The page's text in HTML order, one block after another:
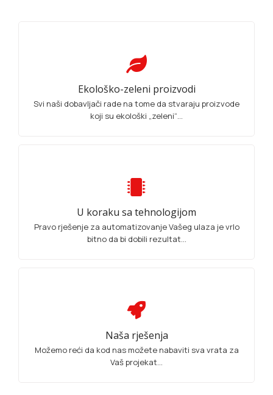
Ekološko-zeleni proizvodi
Svi naši dobavljači rade na tome da stvaraju proizvode
koji su ekološki „zeleni“...
U koraku sa tehnologijom
Pravo rješenje za automatizovanje Vašeg ulaza je vrlo
bitno da bi dobili rezultat...
Naša rješenja
Možemo reći da kod nas možete nabaviti sva vrata za
Vaš projekat...